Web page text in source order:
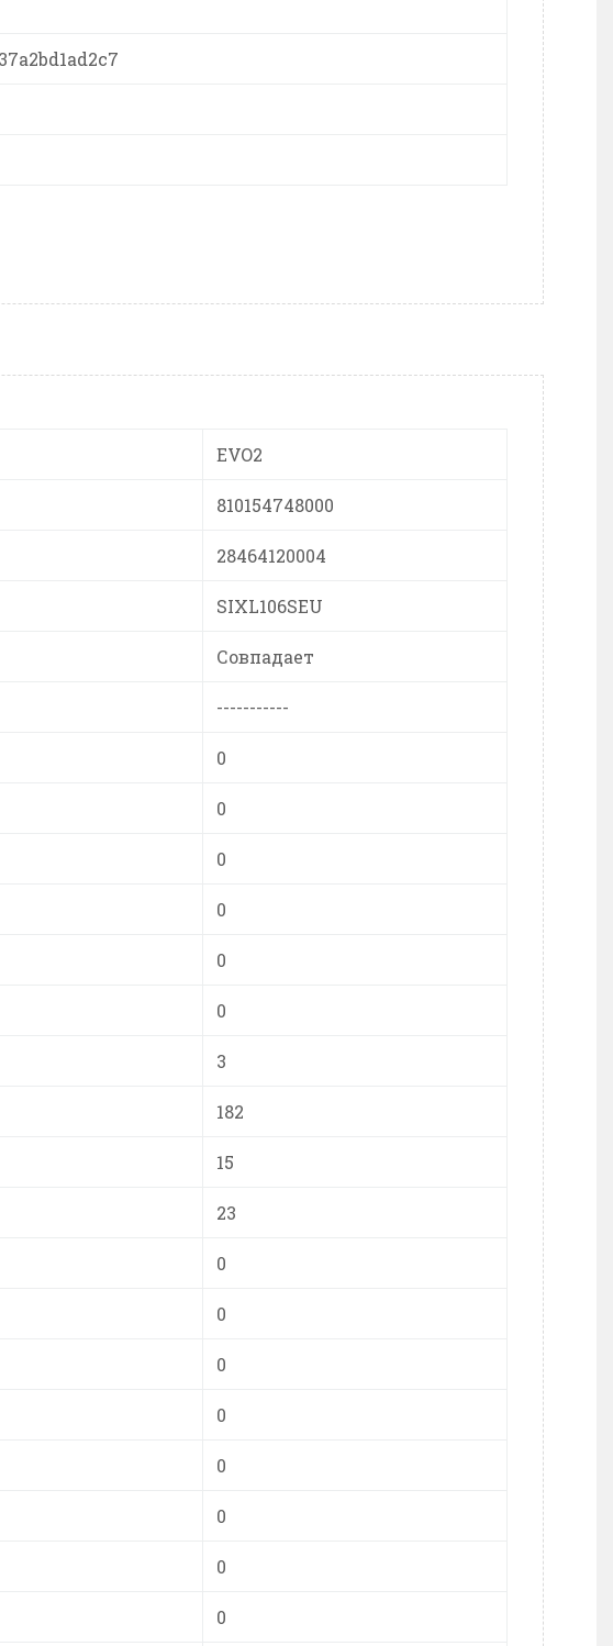
EVO2
810154748000
28464120004
SIXL106SEU
Совпадает
-----------
0
0
0
0
0
0
3
182
15
23
0
0
0
0
0
0
0
0